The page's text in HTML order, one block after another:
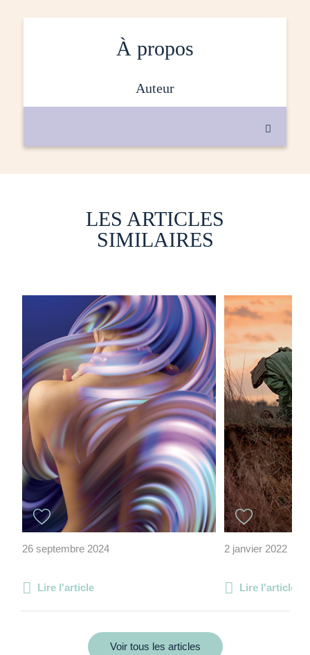
À propos
auteur

LES ARTICLES
SIMILAIRES
26 septembre 2024
Lire l'article
2 janvier 2022
Lire l'article
Voir tous les articles